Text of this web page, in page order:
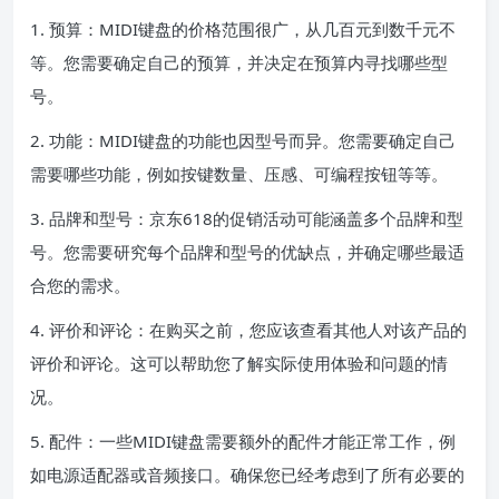
1. 预算：MIDI键盘的价格范围很广，从几百元到数千元不
等。您需要确定自己的预算，并决定在预算内寻找哪些型
号。
2. 功能：MIDI键盘的功能也因型号而异。您需要确定自己
需要哪些功能，例如按键数量、压感、可编程按钮等等。
3. 品牌和型号：京东618的促销活动可能涵盖多个品牌和型
号。您需要研究每个品牌和型号的优缺点，并确定哪些最适
合您的需求。
4. 评价和评论：在购买之前，您应该查看其他人对该产品的
评价和评论。这可以帮助您了解实际使用体验和问题的情
况。
5. 配件：一些MIDI键盘需要额外的配件才能正常工作，例
如电源适配器或音频接口。确保您已经考虑到了所有必要的